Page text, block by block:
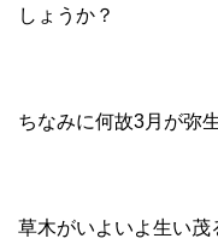
しょうか？
ちなみに何故3月が弥
草木がいよいよ生い茂